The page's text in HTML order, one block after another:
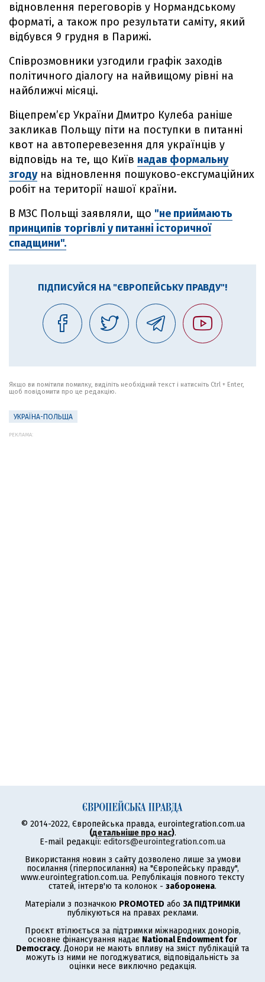
відновлення переговорів у Нормандському
форматі, а також про результати саміту, який
відбувся 9 грудня в Парижі.
Співрозмовники узгодили графік заходів
політичного діалогу на найвищому рівні на
найближчі місяці.
Віцепрем’єр України Дмитро Кулеба раніше
закликав Польщу піти на поступки в питанні
квот на автоперевезення для українців у
відповідь на те, що Київ надав формальну
згодуна відновлення пошуково-ексгумаційних
робіт на території нашої країни.
В МЗС Польщі заявляли, що "не приймають
принципів торгівлі у питанні історичної
спадщини".
ПІДПИСУЙСЯ НА "ЄВРОПЕЙСЬКУ ПРАВДУ"!
Якщо ви помітили помилку, виділіть необхідний текст і натисніть Ctrl + Enter,
щоб повідомити про це редакцію.
УКРАЇНА-ПОЛЬЩА
РЕКЛАМА:
© 2014-2022, Європейська правда, eurointegration.com.ua
(детальніше про нас).
E-mail редакції: editors@eurointegration.com.ua
Використання новин з сайту дозволено лише за умови
посилання (гіперпосилання) на "Європейську правду",
www.eurointegration.com.ua. Републікація повного тексту
статей, інтерв'ю та колонок - заборонена.
Матеріали з позначкою PROMOTED або ЗА ПІДТРИМКИ
публікуються на правах реклами.
Проєкт втілюється за підтримки міжнародних донорів,
основне фінансування надає National Endowment for
Democracy. Донори не мають впливу на зміст публікацій та
можуть із ними не погоджуватися, відповідальність за
оцінки несе виключно редакція.